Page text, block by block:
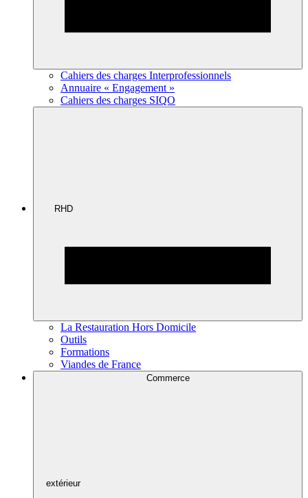
Cahiers des charges Interprofessionnels
Annuaire « Engagement »
Cahiers des charges SIQO
RHD
La Restauration Hors Domicile
Outils
Formations
Viandes de France
Commerce
extérieur